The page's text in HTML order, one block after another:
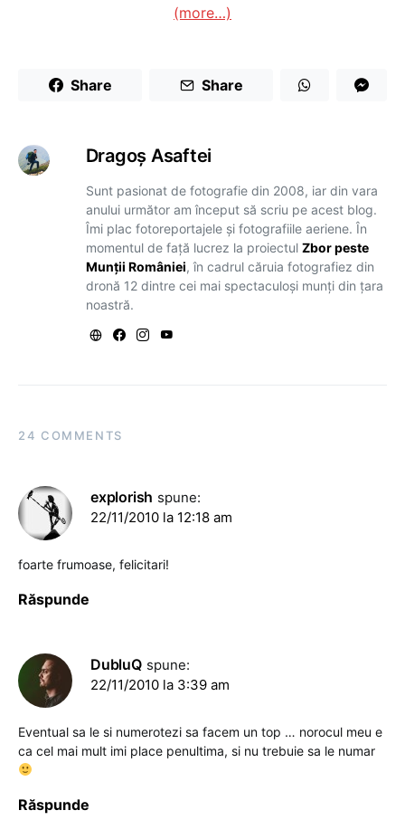
(more…)
Share Share
Dragoş Asaftei
Sunt pasionat de fotografie din 2008, iar din vara
anului următor am început să scriu pe acest blog.
Îmi plac fotoreportajele și fotografiile aeriene. În
momentul de față lucrez la proiectul Zbor peste
Munții României, în cadrul căruia fotografiez din
dronă 12 dintre cei mai spectaculoși munți din țara
noastră.
24 COMMENTS
explorish spune:
22/11/2010 la 12:18 am
foarte frumoase, felicitari!
Răspunde
DubluQ spune:
22/11/2010 la 3:39 am
Eventual sa le si numerotezi sa facem un top … norocul meu e
ca cel mai mult imi place penultima, si nu trebuie sa le numar
Răspunde